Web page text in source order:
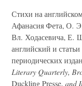
Стихи на
Афанасия Фета, О.
Вл. Ходасевича, Е.
английский и
периодических
Literary Quarterly,
Duckling Presse, and